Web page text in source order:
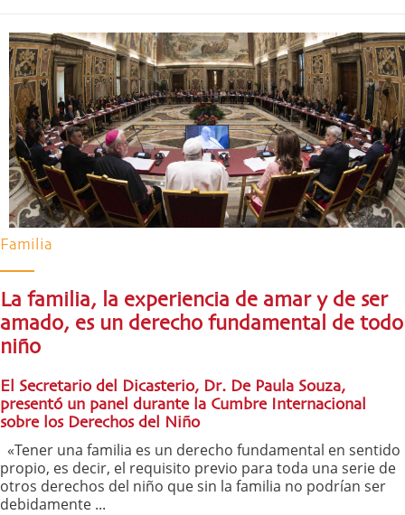
Familia
La familia, la experiencia de amar y de ser
amado, es un derecho fundamental de todo
niño
El Secretario del Dicasterio, Dr. De Paula Souza,
presentó un panel durante la Cumbre Internacional
sobre los Derechos del Niño
«Tener una familia es un derecho fundamental en sentido
propio, es decir, el requisito previo para toda una serie de
otros derechos del niño que sin la familia no podrían ser
debidamente ...